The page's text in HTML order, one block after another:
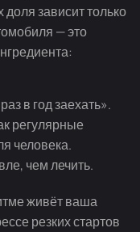
зависит только
— это
в год заехать».
регулярные
человека.
чем лечить.
живёт ваша
резких стартов